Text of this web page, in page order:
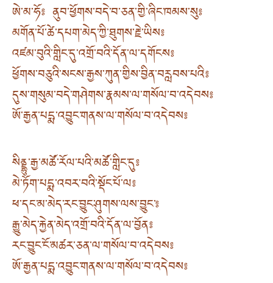
ཨེ་མ་ཧོ༔ ནུབ་ཕྱོགས་བདེ་བ་ཅན་གྱི་ཞིང་ཁམས་སུ༔
མགོན་པོ་ཚེ་དཔག་མེད་ཀྱི་ཐུགས་རྗེ་ཡིས༔
འཛམ་བུའི་གླིང་དུ་འགྲོ་བའི་དོན་ལ་དགོངས༔
ཕྱོགས་བཅུའི་སངས་རྒྱས་ཀུན་གྱིས་བྱིན་བརླབས་པའི༔
དུས་གསུམ་བདེ་གཤེགས་རྣམས་ལ་གསོལ་བ་འདེབས༔
ཨོ་རྒྱན་པདྨ་འབྱུང་གནས་ལ་གསོལ་བ་འདེབས༔
སིནྡྷུ་རྒྱ་མཚོ་རོལ་པའི་མཚོ་གླིང་དུ༔
མེ་ཏོག་པདྨ་འབར་བའི་སྡོང་པོ་ལ༔
ཕ་དང་མ་མེད་རང་བྱུང་ཤུགས་ལས་བྱུང་༔
རྒྱུ་མེད་རྐྱེན་མེད་འགྲོ་བའི་དོན་ལ་བྱོན༔
རང་བྱུང་ངོ་མཚར་ཅན་ལ་གསོལ་བ་འདེབས༔
ཨོ་རྒྱན་པདྨ་འབྱུང་གནས་ལ་གསོལ་བ་འདེབས༔